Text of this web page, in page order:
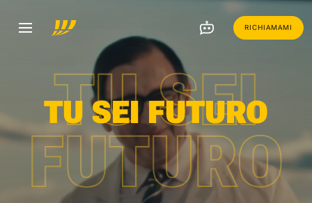
RICHIAMAMI
TU SEI
FUTURO
TU SEI FUTURO